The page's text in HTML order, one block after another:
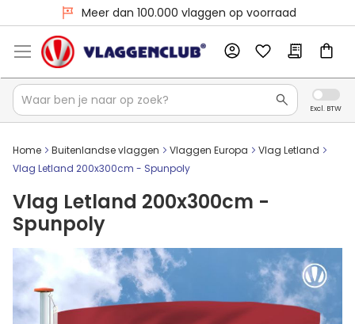
Meer dan 100.000 vlaggen op voorraad
Home Buitenlandse vlaggen Vlaggen Europa
Vlag Letland
Vlag Letland 200x300cm - Spunpoly
Vlag Letland 200x300cm -
Spunpoly